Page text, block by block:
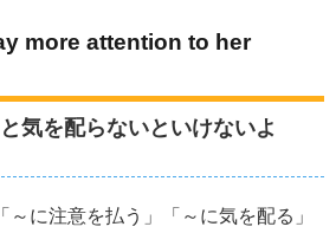
more attention to her
気を配らないといけないよ
～に注意を払う」「～に気を配る」